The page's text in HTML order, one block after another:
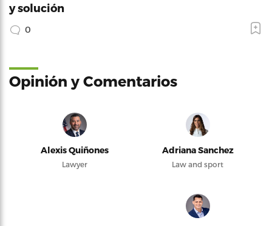
y solución
0
Opinión y Comentarios
Alexis Quiñones
Lawyer
Adriana Sanchez
Law and sport